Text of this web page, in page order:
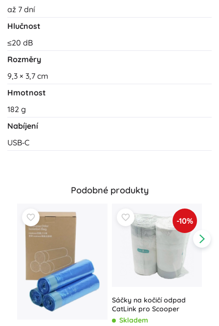
až 7 dní
Hlučnost
≤20 dB
Rozměry
9,3 × 3,7 cm
Hmotnost
182 g
Nabíjení
USB‑C
Podobné produkty
-10%
Sáčky na kočičí odpad
CatLink pro Scooper
Skladem